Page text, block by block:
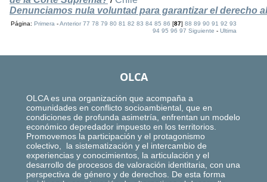
Denunciamos nula voluntad para garantizar el derecho
Página:Primera -Anterior 77 78 79 80 81 82 83 84 85 86 [87]88 89 90 91 92 93
94 95 96 97 Siguiente -Ultima
OLCA
OLCA es una organización que acompaña a
comunidades en conflicto socioambiental, que en
condiciones de profunda asimetría, enfrentan un modelo
económico depredador impuesto en los territorios.
Promovemos la participación y el protagonismo
colectivo, la sistematización y el intercambio de
experiencias y conocimientos, la articulación y el
desarrollo de procesos de valoración identitaria, con una
perspectiva de género y de derechos. De esta forma